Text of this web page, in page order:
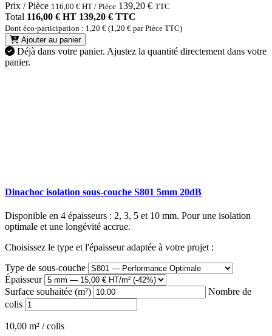
Prix / Pièce 116,00 € HT / Pièce 139,20 € TTC
Total 116,00 € HT 139,20 € TTC
Dont éco-participation : 1,20 € (1,20 € par Pièce TTC)
Ajouter au panier
Déjà dans votre panier. Ajustez la quantité directement dans votre
panier.
Dinachoc isolation sous-couche S801 5mm 20dB
Disponible en 4 épaisseurs : 2, 3, 5 et 10 mm. Pour une isolation
optimale et une longévité accrue.
Choisissez le type et l'épaisseur adaptée à votre projet :
Type de sous-couche
Épaisseur
Surface souhaitée (m²)
Nombre de
colis
10,00 m² / colis